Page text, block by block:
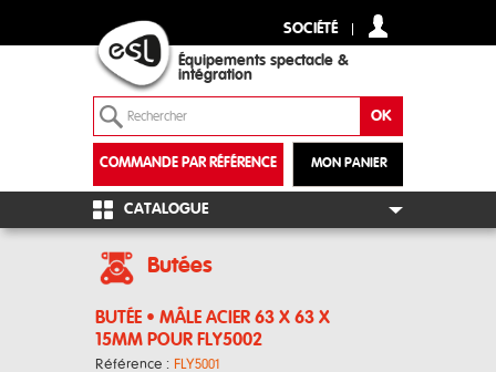
SOCIÉTÉ
Équipements spectacle &
intégration
MON PANIER
COMMANDE PAR RÉFÉRENCE
+
CATALOGUE
Butées
BUTÉE • MÂLE ACIER 63 X 63 X
15MM POUR FLY5002
Référence : FLY5001